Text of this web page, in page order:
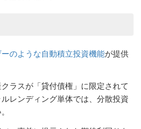
のような自動積立投資機能が提供
ラスが「貸付債権」に限定されて
レンディング単体では、分散投資